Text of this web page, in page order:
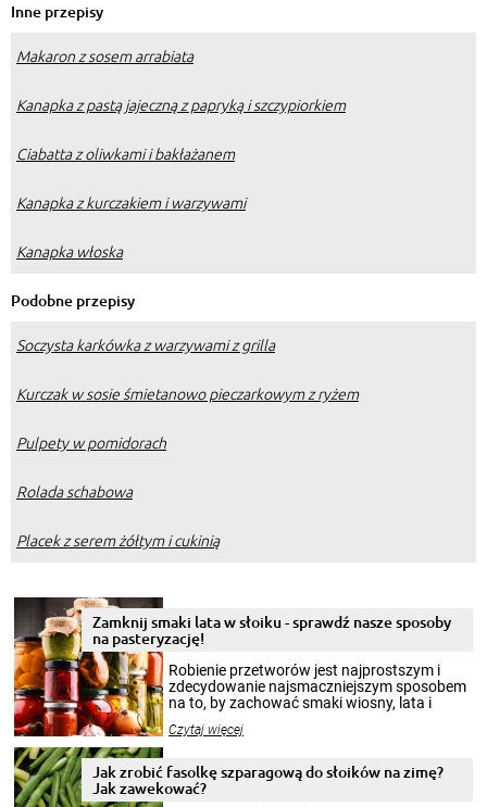
Inne przepisy
Makaron z sosem arrabiata
Kanapka z pastą jajeczną z papryką i szczypiorkiem
Ciabatta z oliwkami i bakłażanem
Kanapka z kurczakiem i warzywami
Kanapka włoska
Podobne przepisy
Soczysta karkówka z warzywami z grilla
Kurczak w sosie śmietanowo pieczarkowym z ryżem
Pulpety w pomidorach
Rolada schabowa
Placek z serem żółtym i cukinią
Zamknij smaki lata w słoiku - sprawdź nasze sposoby
na pasteryzację!
Robienie przetworów jest najprostszym i
zdecydowanie najsmaczniejszym sposobem
na to, by zachować smaki wiosny, lata i
krajobrazów, by cieszyć nimi oko w sezonie
pełni poczuć atmosferę cieplejszych
miesięcy. Przygotowanie słoików ze
Czytaj więcej
Jak zrobić fasolkę szparagową do słoików na zimę?
Jak zawekować?